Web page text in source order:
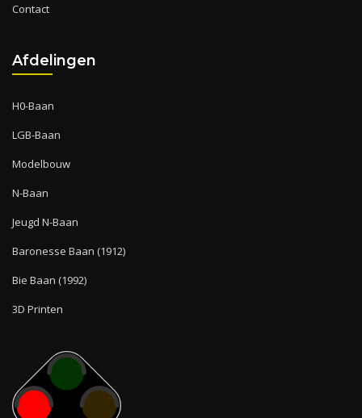
Contact
Afdelingen
H0-Baan
LGB-Baan
Modelbouw
N-Baan
Jeugd N-Baan
Baronesse Baan (1912)
Bie Baan (1992)
3D Printen